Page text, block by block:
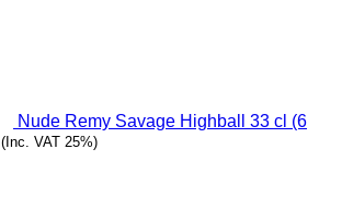
Nude Remy Savage Highball 33 cl (6
(Inc. VAT 25%)